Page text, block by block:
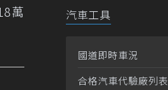
萬
汽車工具
國道即時車況
合格汽車代驗廠列表